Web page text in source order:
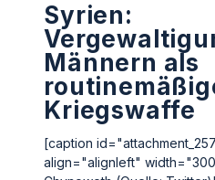
Syrien:
Männern als
Kriegswaffe
[caption
align="alignleft"